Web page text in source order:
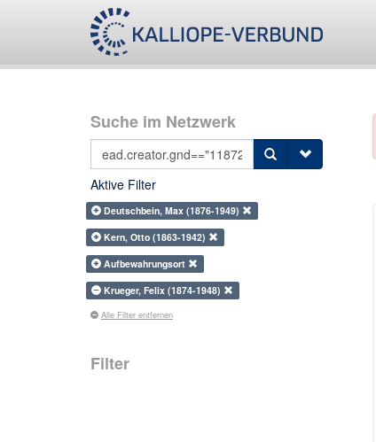
Suche im Netzwerk
Aktive Filter
Deutschbein, Max (1876-1949)
Kern, Otto (1863-1942)
Aufbewahrungsort
Krueger, Felix (1874-1948)
Alle Filter entfernen
Filter